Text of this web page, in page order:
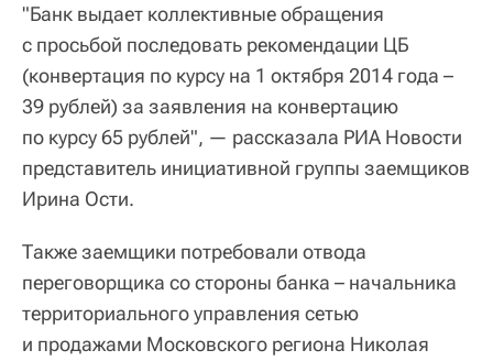
"Банк выдает коллективные обращения
с просьбой последовать рекомендации ЦБ
(конвертация по курсу на 1 октября 2014 года –
39 рублей) за заявления на конвертацию
по курсу 65 рублей", — рассказала РИА Новости
представитель инициативной группы заемщиков
Ирина Ости.
Также заемщики потребовали отвода
переговорщика со стороны банка – начальника
территориального управления сетью
и продажами Московского региона Николая